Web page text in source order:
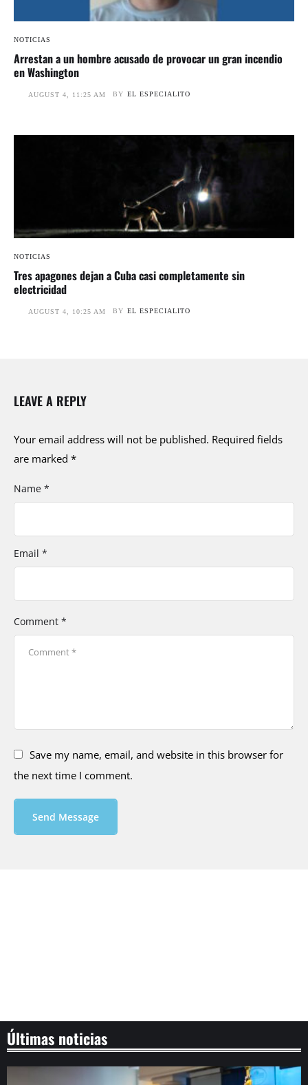
NOTICIAS
Arrestan a un hombre acusado de provocar un gran incendio
en Washington
AUGUST 4, 11:25 AM BY EL ESPECIALITO
NOTICIAS
Tres apagones dejan a Cuba casi completamente sin
electricidad
AUGUST 4, 10:25 AM BY EL ESPECIALITO
LEAVE A REPLY
Your email address will not be published. Required fields
are marked *
Comment *
Name *
Email *
Save my name, email, and website in this browser for
the next time I comment.
Send Message
Últimas noticias